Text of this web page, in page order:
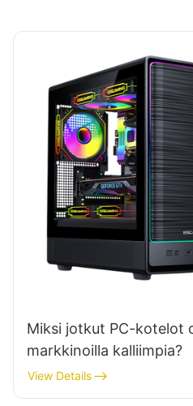
Miksi jotkut PC-kotelot
markkinoilla kalliimpia?
View Details